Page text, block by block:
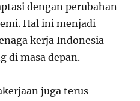
dengan perubahan
Hal ini menjadi
kerja Indonesia
di masa depan.
juga terus